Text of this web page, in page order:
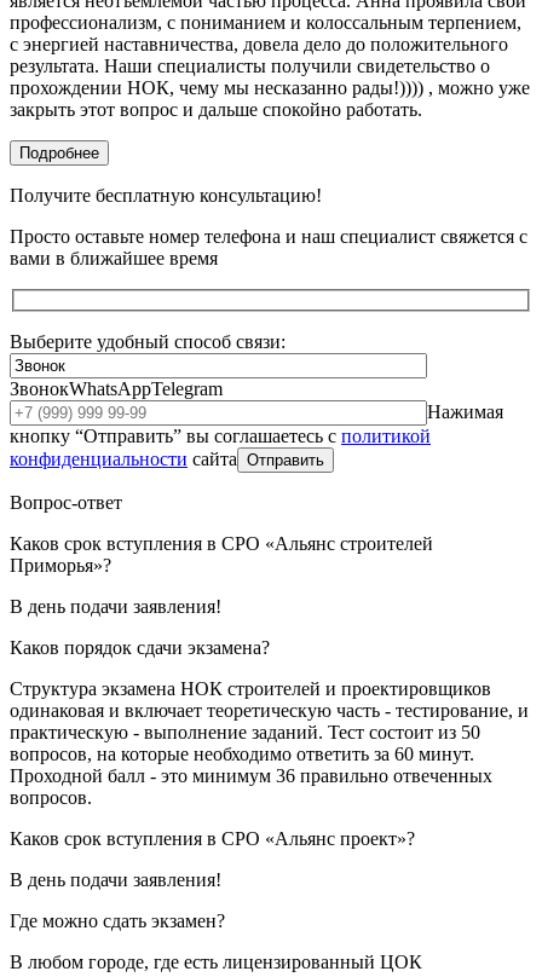
профессионализм, с пониманием и колоссальным терпением,
с энергией наставничества, довела дело до положительного
результата. Наши специалисты получили свидетельство о
прохождении НОК, чему мы несказанно рады!)))) , можно уже
закрыть этот вопрос и дальше спокойно работать.
Подробнее
Получите бесплатную консультацию!
Просто оставьте номер телефона и наш специалист свяжется с
вами в ближайшее время
Выберите удобный способ связи:
ЗвонокWhatsAppTelegram
Нажимая
кнопку “Отправить” вы соглашаетесь с политикой
конфиденциальности сайта Отправить
Вопрос-ответ
Каков срок вступления в СРО «Альянс строителей
Приморья»?
В день подачи заявления!
Каков порядок сдачи экзамена?
Структура экзамена НОК строителей и проектировщиков
одинаковая и включает теоретическую часть - тестирование, и
практическую - выполнение заданий. Тест состоит из 50
вопросов, на которые необходимо ответить за 60 минут.
Проходной балл - это минимум 36 правильно отвеченных
вопросов.
Каков срок вступления в СРО «Альянс проект»?
В день подачи заявления!
Где можно сдать экзамен?
В любом городе, где есть лицензированный ЦОК